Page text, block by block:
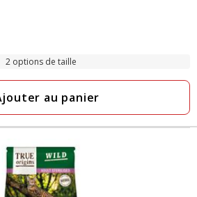
2 options de taille
au panier